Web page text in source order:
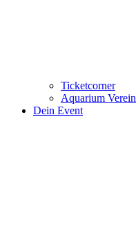
Ticketcorner
Aquarium Verein
Dein Event